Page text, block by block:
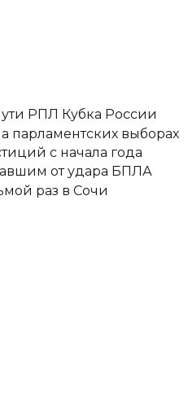
РПЛ Кубка России
парламентских выборах
с начала года
от удара БПЛА
раз в Сочи